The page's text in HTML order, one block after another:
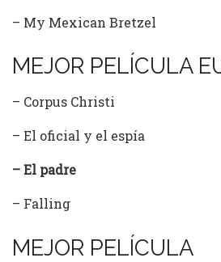
– My Mexican Bretzel
MEJOR PELÍCULA
– Corpus Christi
– El oficial y el espía
– El padre
– Falling
MEJOR PELÍCULA